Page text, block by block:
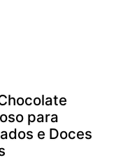
para
e Doces